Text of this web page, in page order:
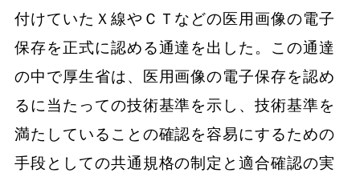
付けていたＸ線やＣＴなどの医用画像の電子
保存を正式に認める通達を出した。この通達
の中で厚生省は、医用画像の電子保存を認め
るに当たっての技術基準を示し、技術基準を
満たしていることの確認を容易にするための
手段としての共通規格の制定と適合確認の実